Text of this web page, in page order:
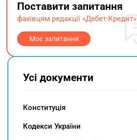
Поставити запитання
фахівцям редакції «Дебет-Кредит»
Моє запитання
Усі документи
Конституція
Кодекси України